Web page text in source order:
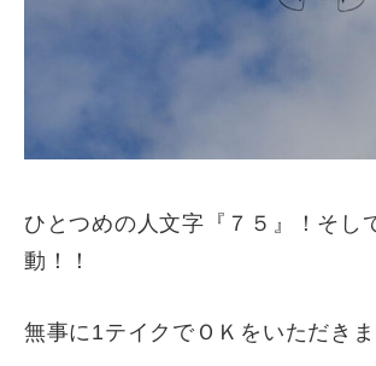
ひとつめの人文字『７５』！そし
動！！
無事に1テイクでＯＫをいただきま